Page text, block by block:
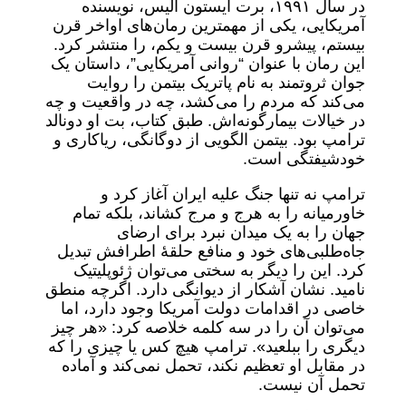
در سال ۱۹۹۱، برت ایستون الیس، نویسنده
آمریکایی، یکی از مهمترین رمان‌های اواخر قرن
بیستم، پیشرو قرن بیست و یکم، را منتشر کرد.
این رمان با عنوان “روانی آمریکایی”، داستان یک
جوان ثروتمند به نام پاتریک بیتمن را روایت
می‌کند که مردم را می‌کشد، چه در واقعیت و چه
در خیالات بیمارگونه‌اش. طبق کتاب، بت او دونالد
ترامپ بود. بیتمن الگویی از دوگانگی، ریاکاری و
خودشیفتگی است.
ترامپ نه تنها جنگ علیه ایران آغاز کرد و
خاورمیانه را به هرج و مرج کشاند، بلکه تمام
جهان را به یک میدان نبرد برای ارضای
جاه‌طلبی‌های خود و منافع حلقۀ اطرافش تبدیل
کرد. این را دیگر به سختی می‌توان ژئوپلیتیک
نامید. نشان آشکار از دیوانگی ‌دارد. اگرچه منطق
خاصی در اقدامات دولت آمریکا وجود دارد، اما
می‌توان آن را در سه کلمه خلاصه کرد: «هر چیز
دیگری را ببلعید». ترامپ هیچ کس یا چیزی را که
در مقابل او تعظیم نکند، تحمل نمی‌کند و آماده
تحمل آن نیست.